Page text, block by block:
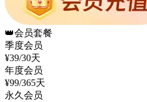
👑会员套餐
季度会员
¥39/30天
年度会员
¥99/365天
永久会员